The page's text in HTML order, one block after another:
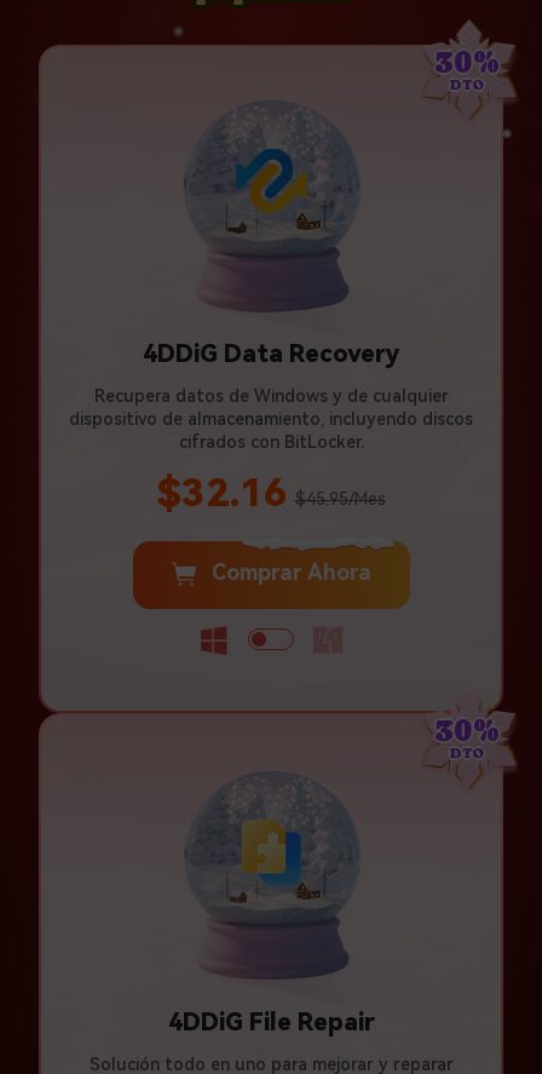
30%
DTO
4DDiG Data Recovery
Recupera datos de Windows y de cualquier
dispositivo de almacenamiento, incluyendo discos
cifrados con BitLocker.
$32.16 $45.95/Mes
Comprar Ahora
30%
DTO
4DDiG File Repair
Solución todo en uno para mejorar y reparar